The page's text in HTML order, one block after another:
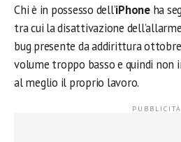
Chi è in possesso dell’iPhone ha
tra cui la disattivazione
bug presente da addirittura
volume troppo basso e quindi non
al meglio il proprio lavoro.